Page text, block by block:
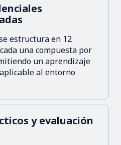
estructura en 12
una compuesta por
un aprendizaje
al entorno
y evaluación